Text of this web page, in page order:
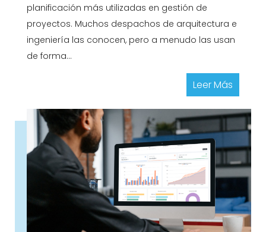
planificación más utilizadas en gestión de
proyectos. Muchos despachos de arquitectura e
ingeniería las conocen, pero a menudo las usan
de forma...
Leer Más